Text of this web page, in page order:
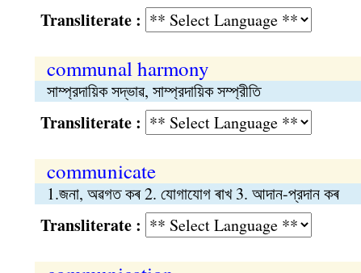
Transliterate :
communal harmony
সাম্প্রদায়িক সদ্ভাৱ, সাম্প্রদায়িক সম্প্রীতি
Transliterate :
communicate
1.জনা, অৱগত কৰ 2. যোগাযোগ ৰাখ 3. আদান-প্রদান কৰ
Transliterate :